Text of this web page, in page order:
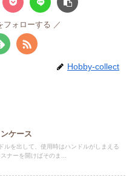
フォローする
Hobby-collect
ケース
ルを出して、使用時はハンドルがしまえる
ナーを開けばそのま...